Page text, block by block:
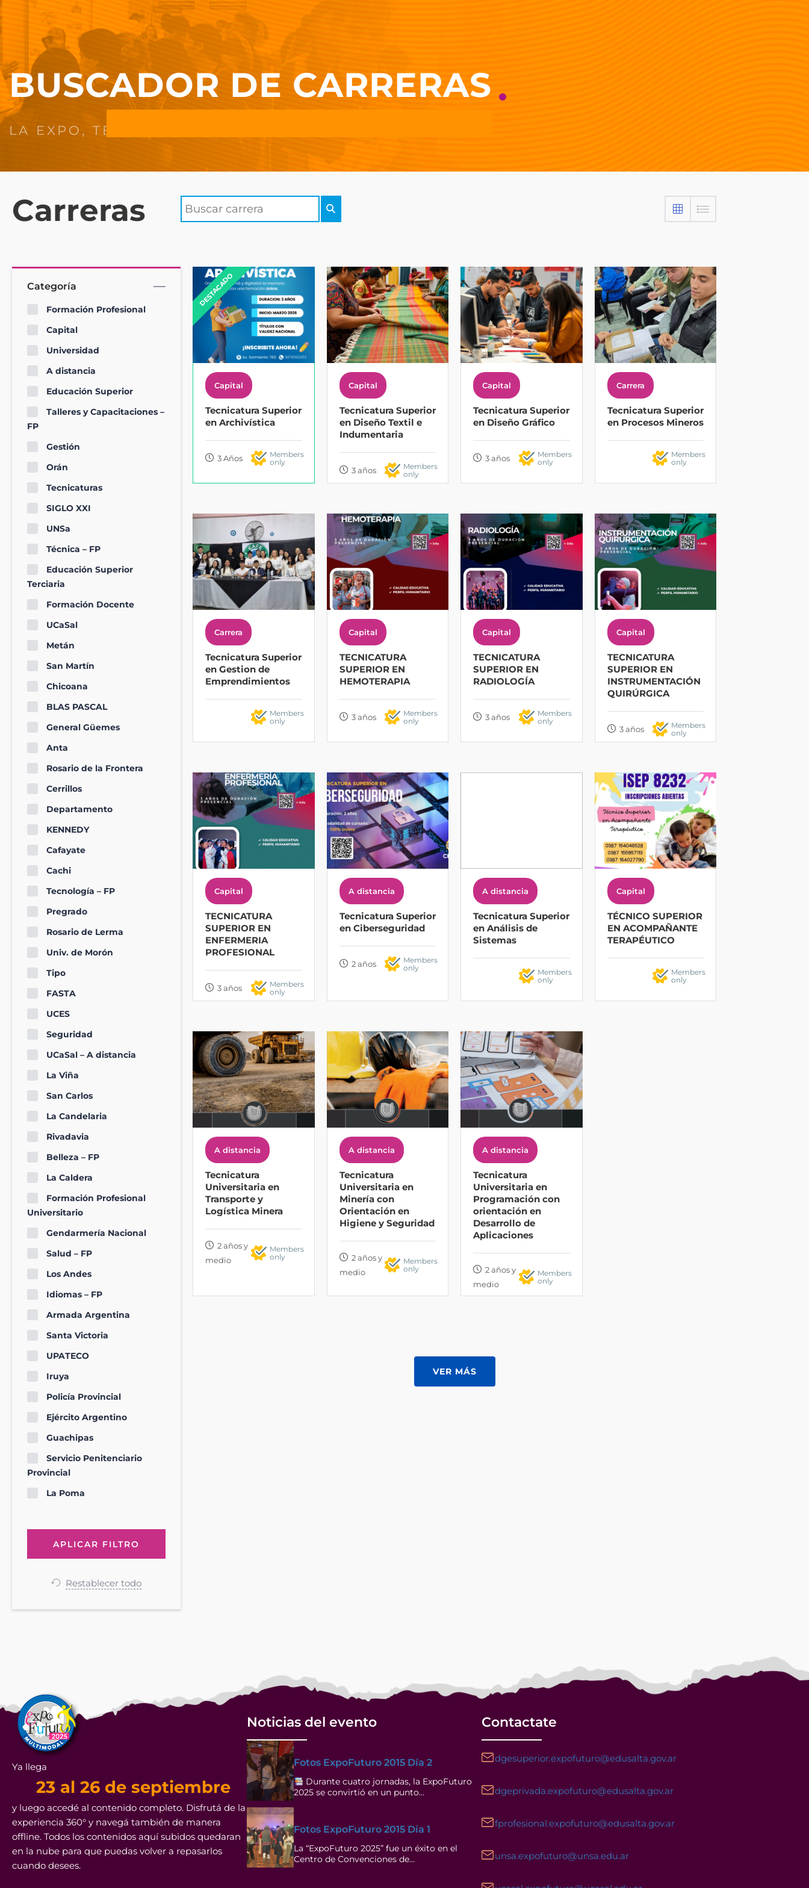
BUSCADOR DE CARRERAS
Carreras
Categoría
Formación Profesional
Capital
Universidad
A distancia
Educación Superior
Talleres y Capacitaciones –
FP
Gestión
Orán
Tecnicaturas
SIGLO XXI
UNSa
Técnica – FP
Educación Superior
Terciaria
Formación Docente
UCaSal
Metán
San Martín
Chicoana
BLAS PASCAL
General Güemes
Anta
Rosario de la Frontera
Cerrillos
Departamento
KENNEDY
Cafayate
Cachi
Tecnología – FP
Pregrado
Rosario de Lerma
Univ. de Morón
Tipo
FASTA
UCES
Seguridad
UCaSal – A distancia
La Viña
San Carlos
La Candelaria
Rivadavia
Belleza – FP
La Caldera
Formación Profesional
Universitario
Gendarmería Nacional
Salud – FP
Los Andes
Idiomas – FP
Armada Argentina
Santa Victoria
UPATECO
Iruya
Policía Provincial
Ejército Argentino
Guachipas
Servicio Penitenciario
Provincial
La Poma
Restablecer todo
DESTACADO
Capital
Tecnicatura Superior
en Archivística
3 Años
Members
only
Capital
Tecnicatura Superior
en Diseño Textil e
Indumentaria
3 años
Members
only
Capital
Tecnicatura Superior
en Diseño Gráfico
3 años
Members
only
Carrera
Tecnicatura Superior
en Procesos Mineros
Members
only
Carrera
Tecnicatura Superior
en Gestion de
Emprendimientos
Members
only
Capital
TECNICATURA
SUPERIOR EN
HEMOTERAPIA
3 años
Members
only
Capital
TECNICATURA
SUPERIOR EN
RADIOLOGÍA
3 años
Members
only
Capital
TECNICATURA
SUPERIOR EN
INSTRUMENTACIÓN
QUIRÚRGICA
3 años
Members
only
Capital
TECNICATURA
SUPERIOR EN
ENFERMERIA
PROFESIONAL
3 años
Members
only
A distancia
Tecnicatura Superior
en Ciberseguridad
2 años
Members
only
A distancia
Tecnicatura Superior
en Análisis de
Sistemas
Members
only
Capital
TÉCNICO SUPERIOR
EN ACOMPAÑANTE
TERAPÉUTICO
Members
only
A distancia
Tecnicatura
Universitaria en
Transporte y
Logística Minera
2 años y
medio
Members
only
A distancia
Tecnicatura
Universitaria en
Minería con
Orientación en
Higiene y Seguridad
2 años y
medio
Members
only
A distancia
Tecnicatura
Universitaria en
Programación con
orientación en
Desarrollo de
Aplicaciones
2 años y
medio
Members
only
VER MÁS
Ya llega
23 al 26 de septiembre
y luego accedé al contenido completo. Disfrutá de la
experiencia 360° y navegá también de manera
offline. Todos los contenidos aquí subidos quedaran
en la nube para que puedas volver a repasarlos
cuando desees.
Noticias del evento
Fotos ExpoFuturo 2015 Día 2
Durante cuatro jornadas, la ExpoFuturo
2025 se convirtió en un punto…
Fotos ExpoFuturo 2015 Día 1
La “ExpoFuturo 2025” fue un éxito en el
Centro de Convenciones de…
Contactate
dgesuperior.expofuturo@edusalta.gov.ar
dgeprivada.expofuturo@edusalta.gov.ar
fprofesional.expofuturo@edusalta.gov.ar
unsa.expofuturo@unsa.edu.ar